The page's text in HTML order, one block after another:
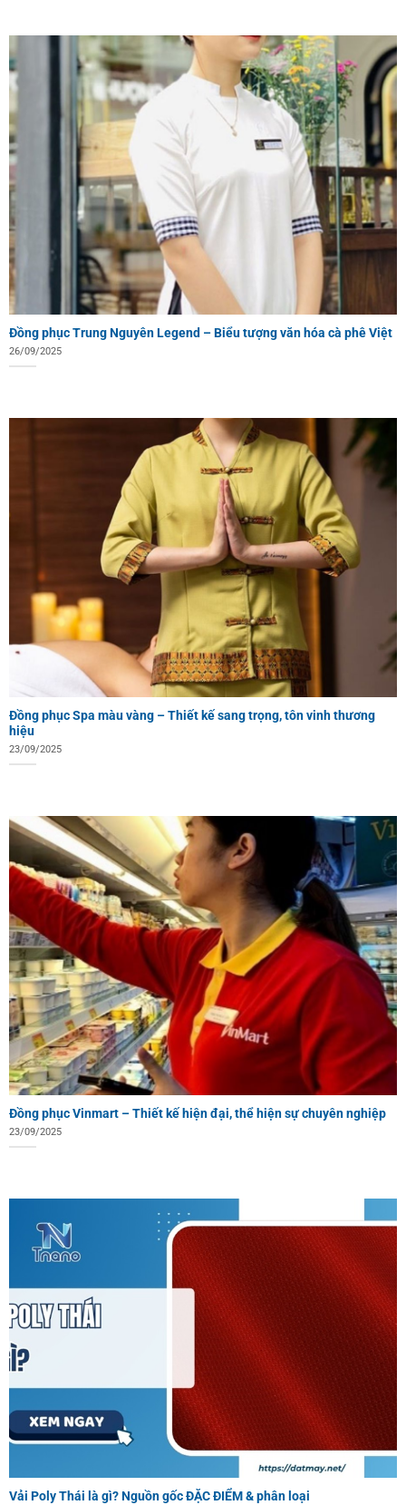
Đồng phục Trung Nguyên Legend – Biểu tượng văn hóa cà phê Việt
26/09/2025
Đồng phục Spa màu vàng – Thiết kế sang trọng, tôn vinh thương
hiệu
23/09/2025
Đồng phục Vinmart – Thiết kế hiện đại, thể hiện sự chuyên nghiệp
23/09/2025
Vải Poly Thái là gì? Nguồn gốc ĐẶC ĐIỂM & phân loại